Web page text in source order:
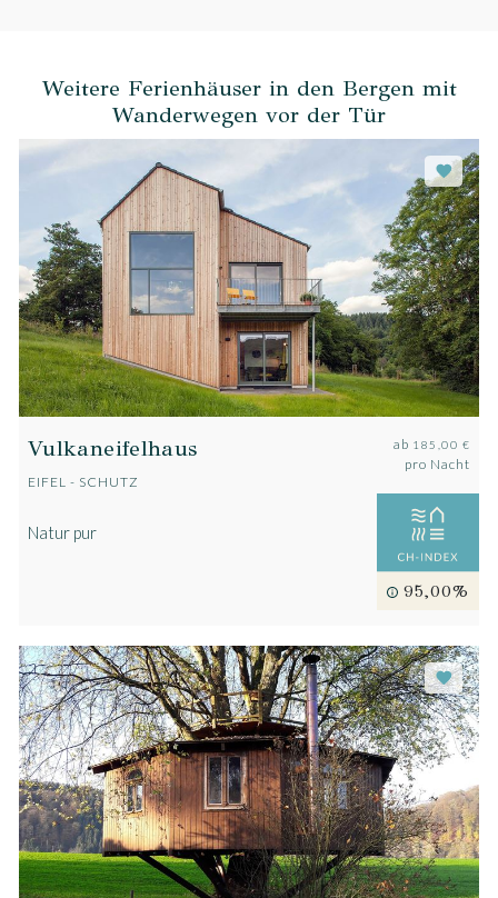
Weitere Ferienhäuser in den Bergen mit
Wanderwegen vor der Tür
Vulkaneifelhaus
EIFEL - SCHUTZ
Natur pur
ab 185,00 €
pro Nacht
95,00%